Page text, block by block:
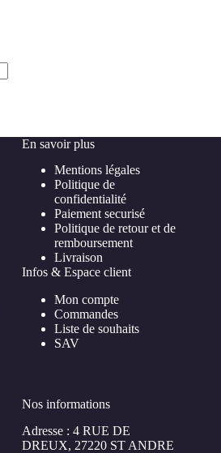
En savoir plus
Mentions légales
Politique de
confidentialité
Paiement securisé
Politique de retour et de
remboursement
Livraison
Infos & Espace client
Mon compte
Commandes
Liste de souhaits
SAV
Nos informations
Adresse : 4 RUE DE
DREUX, 27220 ST ANDRE